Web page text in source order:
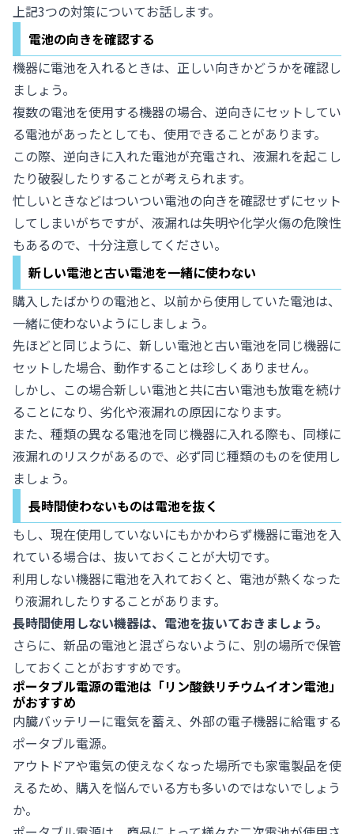
上記3つの対策についてお話します。
電池の向きを確認する
機器に電池を入れるときは、正しい向きかどうかを確認し
ましょう。
複数の電池を使用する機器の場合、逆向きにセットしてい
る電池があったとしても、使用できることがあります。
この際、逆向きに入れた電池が充電され、液漏れを起こし
たり破裂したりすることが考えられます。
忙しいときなどはついつい電池の向きを確認せずにセット
してしまいがちですが、液漏れは失明や化学火傷の危険性
もあるので、十分注意してください。
新しい電池と古い電池を一緒に使わない
購入したばかりの電池と、以前から使用していた電池は、
一緒に使わないようにしましょう。
先ほどと同じように、新しい電池と古い電池を同じ機器に
セットした場合、動作することは珍しくありません。
しかし、この場合新しい電池と共に古い電池も放電を続け
ることになり、劣化や液漏れの原因になります。
また、種類の異なる電池を同じ機器に入れる際も、同様に
液漏れのリスクがあるので、必ず同じ種類のものを使用し
ましょう。
長時間使わないものは電池を抜く
もし、現在使用していないにもかかわらず機器に電池を入
れている場合は、抜いておくことが大切です。
利用しない機器に電池を入れておくと、電池が熱くなった
り液漏れしたりすることがあります。
長時間使用しない機器は、電池を抜いておきましょう。
さらに、新品の電池と混ざらないように、別の場所で保管
しておくことがおすすめです。
ポータブル電源の電池は「リン酸鉄リチウムイオン電池」
がおすすめ
内臓バッテリーに電気を蓄え、外部の電子機器に給電する
ポータブル電源。
アウトドアや電気の使えなくなった場所でも家電製品を使
えるため、購入を悩んでいる方も多いのではないでしょう
か。